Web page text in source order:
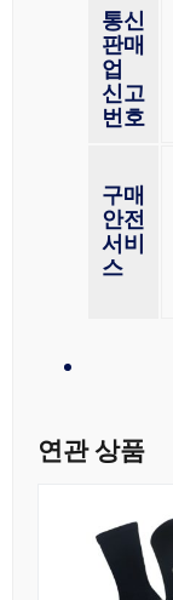
통신
판매
업
신고
번호
구매
안전
서비
스
연관 상품